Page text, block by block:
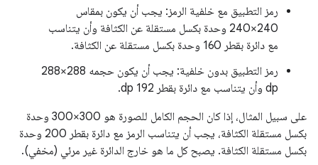
رمز التطبيق مع خلفية الرمز: يجب أن يكون بمقاس
240×240 وحدة بكسل مستقلة عن الكثافة وأن يتناسب
مع دائرة بقطر 160 وحدة بكسل مستقلة عن الكثافة.
رمز التطبيق بدون خلفية: يجب أن يكون حجمه ‎288×288
dp وأن يتناسب مع دائرة بقطر 192 dp.
على سبيل المثال، إذا كان الحجم الكامل للصورة هو 300×300 وحدة
بكسل مستقلة الكثافة، يجب أن يتناسب الرمز مع دائرة بقطر 200 وحدة
بكسل مستقلة الكثافة. يصبح كل ما هو خارج الدائرة غير مرئي (مخفي).